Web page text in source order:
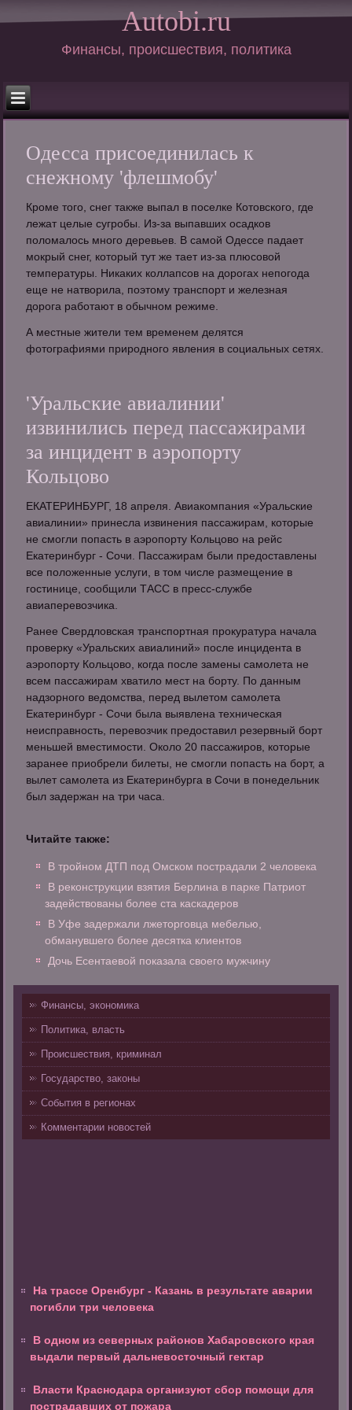
Autobi.ru
Финансы, происшествия, политика
Одесса присоединилась к
снежному 'флешмобу'
Кроме того, снег также выпал в поселке Котовского, где
лежат целые сугробы. Из-за выпавших осадков
поломалось много деревьев. В самой Одессе падает
мокрый снег, который тут же тает из-за плюсовой
температуры. Никаких коллапсов на дорогах непогода
еще не натворила, поэтому транспорт и железная
дорога работают в обычном режиме.
А местные жители тем временем делятся
фотографиями природного явления в социальных сетях.
'Уральские авиалинии'
извинились перед пассажирами
за инцидент в аэропорту
Кольцово
ЕКАТЕРИНБУРГ, 18 апреля. Авиакомпания «Уральские
авиалинии» принесла извинения пассажирам, которые
не смогли попасть в аэропорту Кольцово на рейс
Екатеринбург - Сочи. Пассажирам были предоставлены
все положенные услуги, в том числе размещение в
гостинице, сообщили ТАСС в пресс-службе
авиаперевозчика.
Ранее Свердловская транспортная прокуратура начала
проверку «Уральских авиалиний» после инцидента в
аэропорту Кольцово, когда после замены самолета не
всем пассажирам хватило мест на борту. По данным
надзорного ведомства, перед вылетом самолета
Екатеринбург - Сочи была выявлена техническая
неисправность, перевозчик предоставил резервный борт
меньшей вместимости. Около 20 пассажиров, которые
заранее приобрели билеты, не смогли попасть на борт, а
вылет самолета из Екатеринбурга в Сочи в понедельник
был задержан на три часа.
Читайте также:
В тройном ДТП под Омском пострадали 2 человека
В реконструкции взятия Берлина в парке Патриот
задействованы более ста каскадеров
В Уфе задержали лжеторговца мебелью,
обманувшего более десятка клиентов
Дочь Есентаевой показала своего мужчину
Финансы, экономика
Политика, власть
Происшествия, криминал
Государство, законы
События в регионах
Комментарии новостей
На трассе Оренбург - Казань в результате аварии
погибли три человека
В одном из северных районов Хабаровского края
выдали первый дальневосточный гектар
Власти Краснодара организуют сбор помощи для
пострадавших от пожара